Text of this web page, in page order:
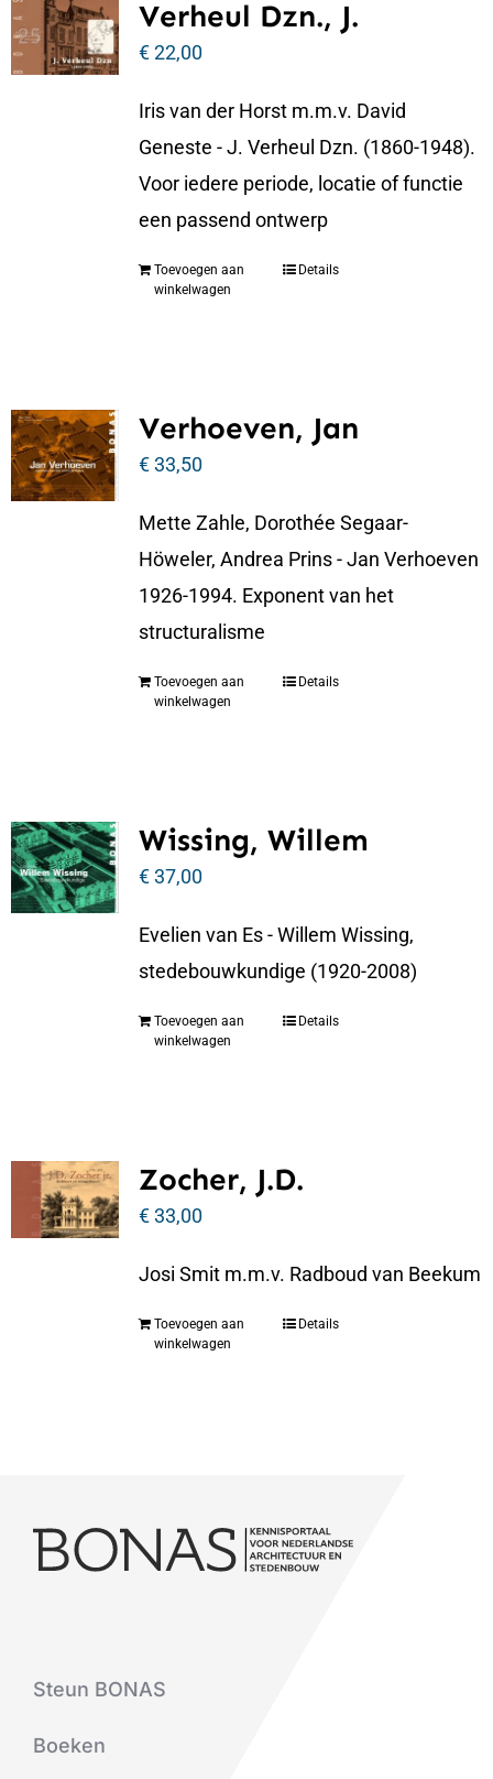
Verheul Dzn., J.
€22,00
Iris van der Horst m.m.v. David
Geneste - J. Verheul Dzn. (1860-1948).
Voor iedere periode, locatie of functie
een passend ontwerp
Toevoegen aan
winkelwagen
Details
Verhoeven, Jan
€33,50
Mette Zahle, Dorothée Segaar-
Höweler, Andrea Prins - Jan Verhoeven
1926-1994. Exponent van het
structuralisme
Toevoegen aan
winkelwagen
Details
Wissing, Willem
€37,00
Evelien van Es - Willem Wissing,
stedebouwkundige (1920-2008)
Toevoegen aan
winkelwagen
Details
Zocher, J.D.
€33,00
Josi Smit m.m.v. Radboud van Beekum
Toevoegen aan
winkelwagen
Details
Steun BONAS
Boeken